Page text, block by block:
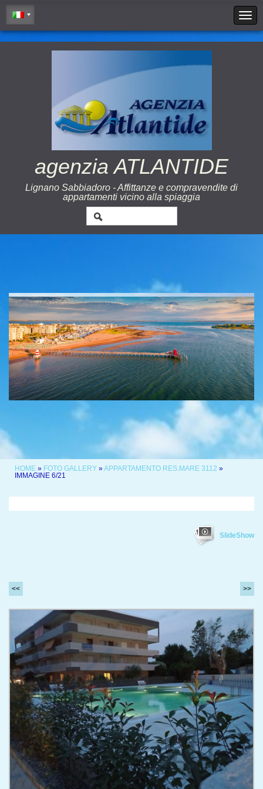
Cookie Policy
agenzia ATLANTIDE
Lignano Sabbiadoro - Affittanze e compravendite di
appartamenti vicino alla spiaggia
HOME » FOTO GALLERY »APPARTAMENTO RES.MARE 3112 »
IMMAGINE 6/21
SlideShow
<< >>